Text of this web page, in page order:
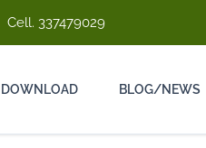
Cell. 337479029
DOWNLOAD BLOG/NEWS